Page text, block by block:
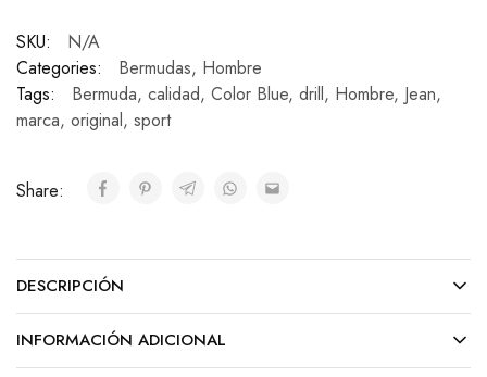
SKU:
N/A
Categories:
Bermudas, Hombre
Tags:
Bermuda, calidad, Color Blue, drill, Hombre, Jean,
marca, original, sport
Share:
DESCRIPCIÓN
INFORMACIÓN ADICIONAL